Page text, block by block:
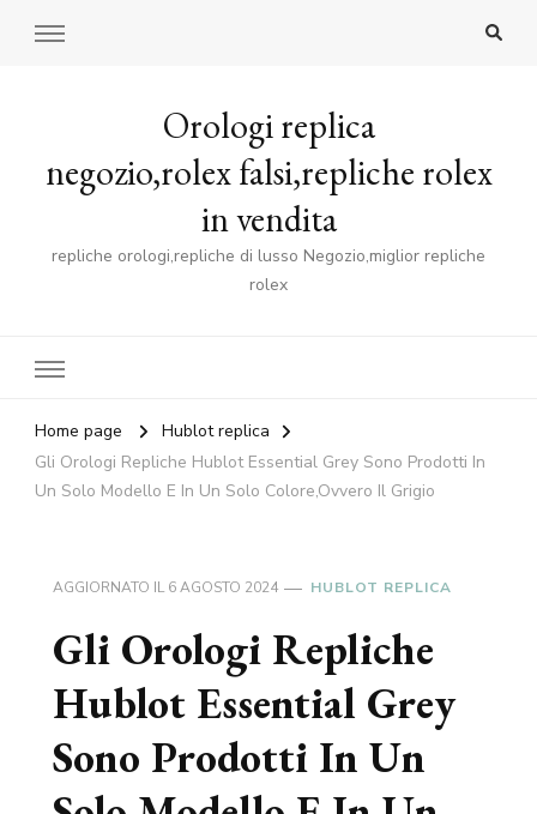
Orologi replica
negozio,rolex falsi,repliche rolex
in vendita
repliche orologi,repliche di lusso Negozio,miglior repliche
rolex
Home page
Hublot replica
Gli Orologi Repliche Hublot Essential Grey Sono Prodotti In
Un Solo Modello E In Un Solo Colore,Ovvero Il Grigio
AGGIORNATO IL6 AGOSTO 2024 HUBLOT REPLICA
Gli Orologi Repliche
Hublot Essential Grey
Sono Prodotti In Un